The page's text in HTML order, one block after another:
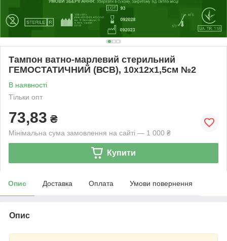
Тампон ватно-марлевий стерильний
ГЕМОСТАТИЧНИЙ (ВСВ), 10х12х1,5см №2
В наявності
Тільки опт
73,83 ₴
Мінімальна сума замовлення на сайті — 1 000 ₴
Купити
Опис Доставка Оплата Умови повернення
Опис